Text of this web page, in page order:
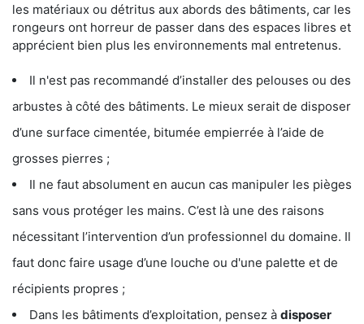
les matériaux ou détritus aux abords des bâtiments, car les
rongeurs ont horreur de passer dans des espaces libres et
apprécient bien plus les environnements mal entretenus.
Il n'est pas recommandé d’installer des pelouses ou des
arbustes à côté des bâtiments. Le mieux serait de disposer
d’une surface cimentée, bitumée empierrée à l’aide de
grosses pierres ;
Il ne faut absolument en aucun cas manipuler les pièges
sans vous protéger les mains. C’est là une des raisons
nécessitant l’intervention d’un professionnel du domaine. Il
faut donc faire usage d’une louche ou d'une palette et de
récipients propres ;
Dans les bâtiments d’exploitation, pensez à disposer